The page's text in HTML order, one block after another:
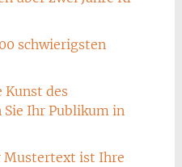
schwierigsten
Kunst des
Ihr Publikum in
Mustertext ist Ihre